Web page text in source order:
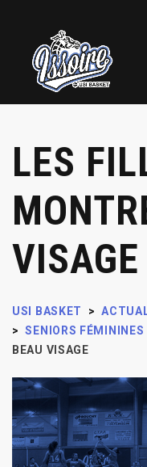
LES
VISAGE
USI BASKET >
> SENIORS FÉMININES
BEAU VISAGE